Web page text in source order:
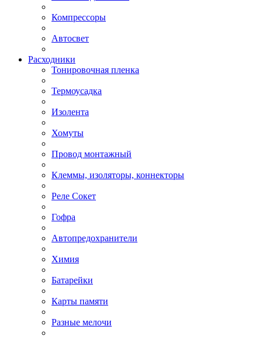
Компрессоры
Автосвет
Расходники
Тонировочная пленка
Термоусадка
Изолента
Хомуты
Провод монтажный
Клеммы, изоляторы, коннекторы
Реле Сокет
Гофра
Автопредохранители
Химия
Батарейки
Карты памяти
Разные мелочи